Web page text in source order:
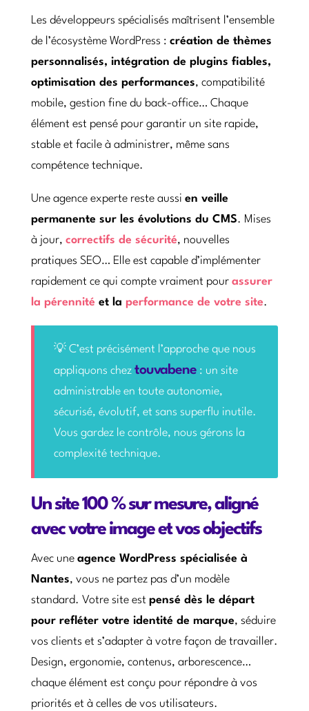
Les développeurs spécialisés maîtrisent l’ensemble
de l’écosystème WordPress : création de thèmes
personnalisés, intégration de plugins fiables,
optimisation des performances, compatibilité
mobile, gestion fine du back-office… Chaque
élément est pensé pour garantir un site rapide,
stable et facile à administrer, même sans
compétence technique.
Une agence experte reste aussi en veille
permanente sur les évolutions du CMS. Mises
à jour, correctifs de sécurité, nouvelles
pratiques SEO… Elle est capable d’implémenter
rapidement ce qui compte vraiment pour assurer
la pérennité et la performance de votre site.
💡 C’est précisément l’approche que nous
appliquons chez touvabene : un site
administrable en toute autonomie,
sécurisé, évolutif, et sans superflu inutile.
Vous gardez le contrôle, nous gérons la
complexité technique.
Un site 100 % sur mesure, aligné
avec votre image et vos objectifs
Avec une agence WordPress spécialisée à
Nantes, vous ne partez pas d’un modèle
standard. Votre site est pensé dès le départ
pour refléter votre identité de marque, séduire
vos clients et s’adapter à votre façon de travailler.
Design, ergonomie, contenus, arborescence…
chaque élément est conçu pour répondre à vos
priorités et à celles de vos utilisateurs.